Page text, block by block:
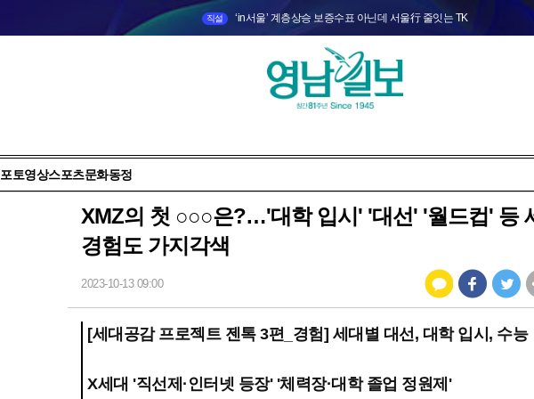
직설 ‘in서울’ 계층상승 보증수표 아닌데 서울行 줄잇는 TK
포토영상스포츠문화동정
XMZ의 첫 ○○○은?…'대학 입시' '대선' '월드컵' 등
경험도 가지각색
2023-10-13 09:00
[세대공감 프로젝트 젠톡 3편_경험] 세대별 대선, 대학 입시, 수능
X세대 '직선제·인터넷 등장' '체력장·대학 졸업 정원제'